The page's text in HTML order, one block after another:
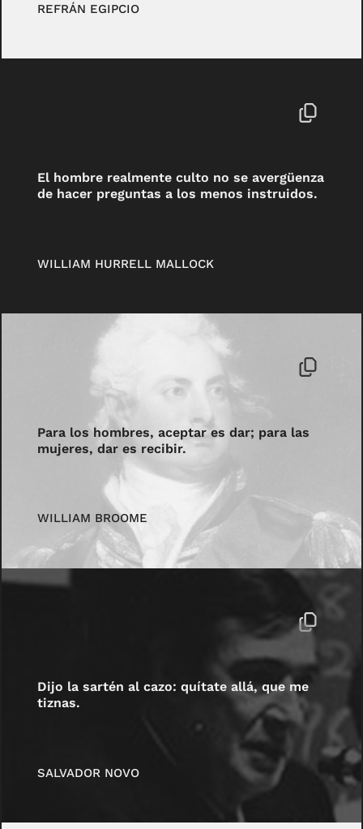
REFRÁN EGIPCIO
El hombre realmente culto no se avergüenza
de hacer preguntas a los menos instruidos.
WILLIAM HURRELL MALLOCK
Para los hombres, aceptar es dar; para las
mujeres, dar es recibir.
WILLIAM BROOME
Dijo la sartén al cazo: quítate allá, que me
tiznas.
SALVADOR NOVO